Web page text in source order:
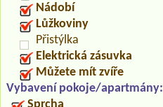
Nádobí
Lůžkoviny
Přistýlka
Elektrická zásuvka
Můžete mít zvíře
Vybavení pokoje/apartmány:
Sprcha